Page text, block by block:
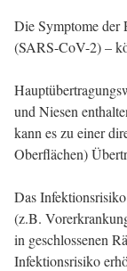
Die Symptome der
(SARS-CoV-2) –
und Niesen
kann es zu einer
Oberflächen)
Das
(z.B.
in geschlossenen
Infektionsrisiko